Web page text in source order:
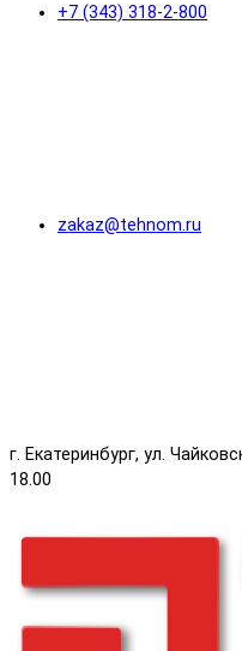
+7 (343) 318-2-800
zakaz@tehnom.ru
г. Екатеринбург, ул.
18.00